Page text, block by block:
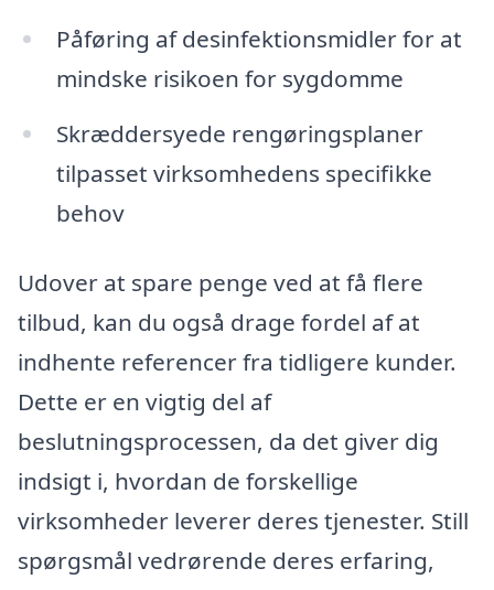
Påføring af desinfektionsmidler for at
mindske risikoen for sygdomme
Skræddersyede rengøringsplaner
tilpasset virksomhedens specifikke
behov
Udover at spare penge ved at få flere
tilbud, kan du også drage fordel af at
indhente referencer fra tidligere kunder.
Dette er en vigtig del af
beslutningsprocessen, da det giver dig
indsigt i, hvordan de forskellige
virksomheder leverer deres tjenester. Still
spørgsmål vedrørende deres erfaring,